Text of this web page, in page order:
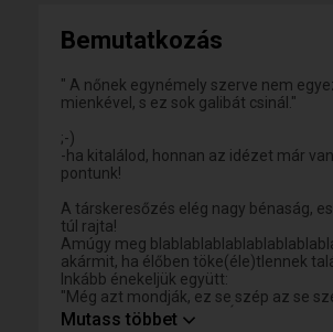
Bemutatkozás
" A nőnek egynémely szerve nem
mienkével, s ez sok galibát csinál."
;-)
-ha kitalálod, honnan az idézet már
pontunk!
A társkeresőzés elég nagy bénaság,
túl rajta!
Amúgy meg
akármit, ha élőben töke(éle)tlennek
Inkább énekeljük együtt:
"Még azt mondják, ez se szép az se
vagyok, mint a csillagos Ég -ergo van
Mutass többet